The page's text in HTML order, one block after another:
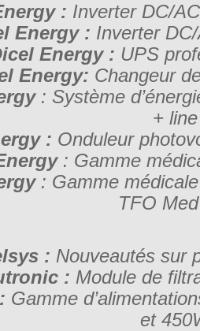
: Inverter DC/
Energy : Inverter
Energy : UPS
Energy: Changeur
: Système
+ line
: Onduleur
: Gamme
: Gamme
TFO
: Nouveautés sur
: Module de
Gamme
et